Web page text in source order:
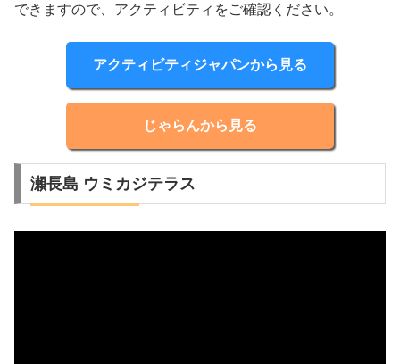
できますので、アクティビティをご確認ください。
アクティビティジャパンから見る
じゃらんから見る
瀬長島 ウミカジテラス